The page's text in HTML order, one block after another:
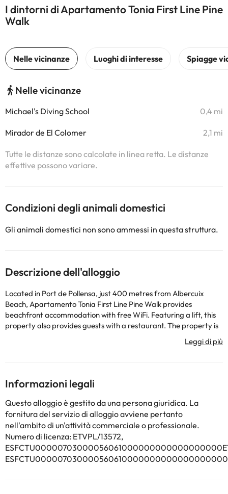
I dintorni di Apartamento Tonia First Line Pine
Walk
Nelle vicinanze
Michael's Diving School 0,4 mi
Mirador de El Colomer 2,1 mi
Tutte le distanze sono calcolate in linea retta. Le distanze
effettive possono variare.
Condizioni degli animali domestici
Gli animali domestici non sono ammessi in questa struttura.
Descrizione dell'alloggio
Located in Port de Pollensa, just 400 metres from Albercuix
Beach, Apartamento Tonia First Line Pine Walk provides
beachfront accommodation with free WiFi. Featuring a lift, this
property also provides guests with a restaurant. The property is
non-smoking and is set 800 metres from Pollenca Beach. The
spacious apartment is equipped with 2 bedrooms, 1 bathroom,
while Natural Park S'Albufera de Mallorca is 18 km away. The
nearest airport is Palma de Mallorca, 68 km from Apartamento
Tonia First Line Pine Walk, and the property offers a paid airport
shuttle service.
Alcuni dei servizi indicati potrebbero essere a pagamento. Puoi
consultare le relative tariffe direttamente presso la struttura.
Tutte le informazioni presenti in questa pagina sono soggette a
Informazioni legali
Questo alloggio è gestito da una persona giuridica. La
fornitura del servizio di alloggio avviene pertanto
nell'ambito di un'attività commerciale o professionale.
Numero di licenza: ETVPL/13572,